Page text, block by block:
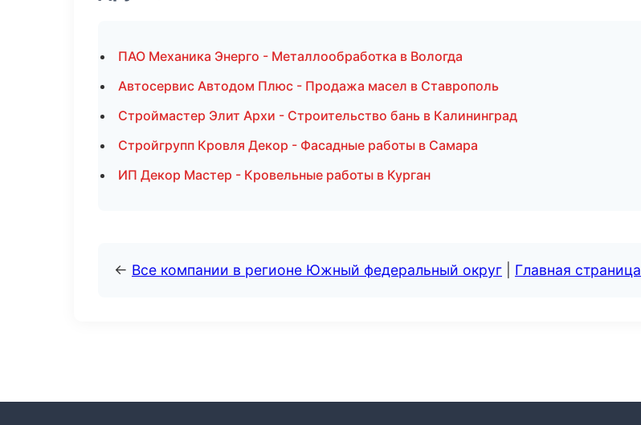
ПАО Механика Энерго - Металлообработка в Вологда
Автосервис Автодом Плюс - Продажа масел в Ставрополь
Строймастер Элит Архи - Строительство бань в Калининград
Стройгрупп Кровля Декор - Фасадные работы в Самара
ИП Декор Мастер - Кровельные работы в Курган
← Все компании в регионе Южный федеральный округ Главная страница